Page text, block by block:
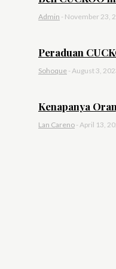
Admin - November 23,
Peraduan
Sohoque - August 3,
Kenapanya
Lan Careno - April 13,